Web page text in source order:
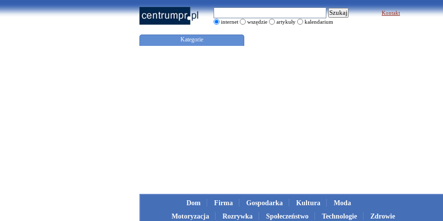
internet wszędzie artykuły kalendarium
Kontakt
Kategorie
Dom Firma Gospodarka Kultura
Moda
Motoryzacja
Rozrywka Społeczeństwo Technologie Zdrowie